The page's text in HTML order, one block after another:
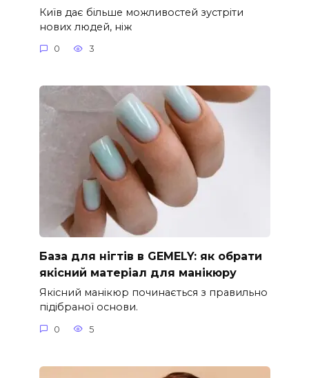
Київ дає більше можливостей зустріти
нових людей, ніж
0 3
База для нігтів в GEMELY: як обрати
якісний матеріал для манікюру
Якісний манікюр починається з правильно
підібраної основи.
0 5